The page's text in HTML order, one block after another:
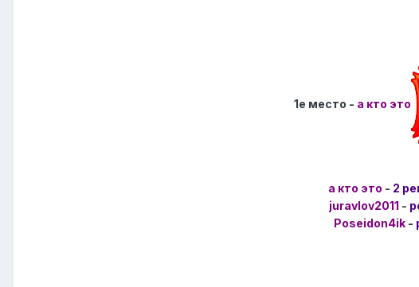
1е место - а кто это
а кто это - 2
juravlov2011 -
Poseidon4ik -